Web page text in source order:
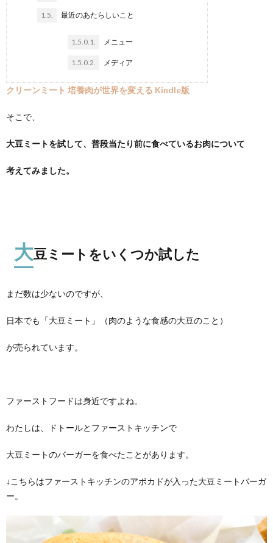
1.5. 最近のあたらしいこと
1.5.0.1. メニュー
1.5.0.2. メディア
クリーンミート 培養肉が世界を変える Kindle版
そこで、
大豆ミートを試して、普段当たり前に食べているお肉について
考えてみました。
大豆ミートをいくつか試した
まだ数は少ないのですが、
日本でも「大豆ミート」（肉のような食感の大豆のこと）
が売られています。
ファーストフードは身近ですよね。
わたしは、ドトールとファーストキッチンで
大豆ミートのバーガーを食べたことがあります。
↓こちらはファーストキッチンのアボカドが入った大豆ミートバーガ
ー。